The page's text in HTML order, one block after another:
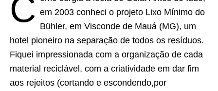
C em 2003 conheci o projeto Lixo Mínimo do
Bühler, em Visconde de Mauá (MG), um
hotel pioneiro na separação de todos os resíduos.
Fiquei impressionada com a organização de cada
material reciclável, com a criatividade em dar fim
aos rejeitos (cortando e escondendo,por